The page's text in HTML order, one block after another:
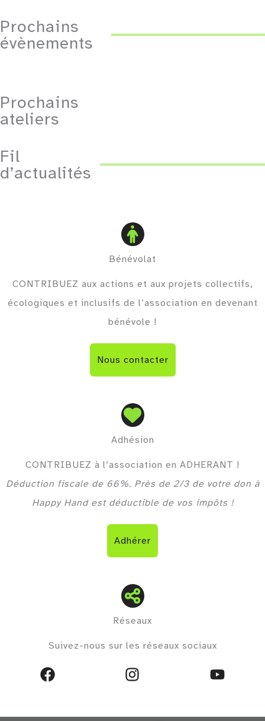
Fil
d’actualités
Prochains
évènements
Prochains
ateliers
Bénévolat
CONTRIBUEZ aux actions et aux projets collectifs,
écologiques et inclusifs de l’association en devenant
bénévole !
Nous contacter
Adhésion
CONTRIBUEZ à l’association en ADHERANT !
Déduction fiscale de 66%. Près de 2/3 de votre don à
Happy Hand est déductible de vos impôts !
Adhérer
Réseaux
Suivez-nous sur les réseaux sociaux